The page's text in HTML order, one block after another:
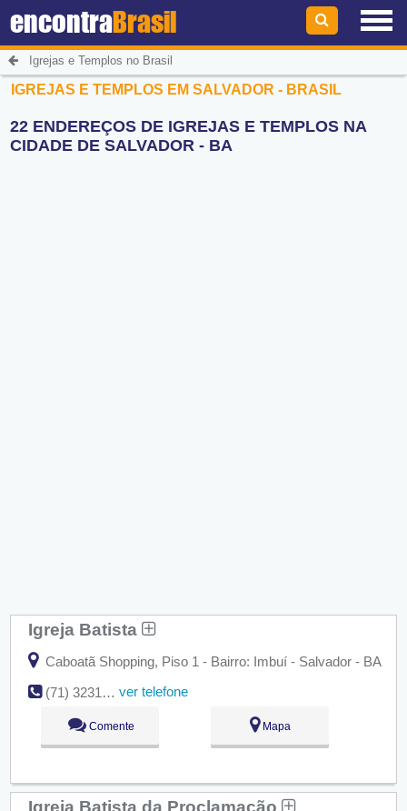
encontraBrasil
Igrejas e Templos no Brasil
IGREJAS E TEMPLOS EM SALVADOR - BRASIL
22 ENDEREÇOS DE IGREJAS E TEMPLOS NA
CIDADE DE SALVADOR - BA
Igreja Batista
Caboatã Shopping, Piso 1 - Bairro: Imbuí - Salvador - BA
(71) 3231-0804
ver telefone
Comente Mapa
Igreja Batista da Proclamação